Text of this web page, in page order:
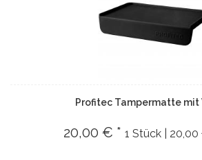
Profitec Tampermatte mit
20,00 € * 1 Stück |